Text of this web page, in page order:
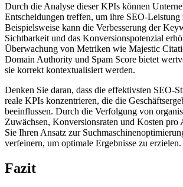
Durch die Analyse dieser KPIs können
Entscheidungen treffen, um ihre SEO-Leistung
Beispielsweise kann die Verbesserung der
Sichtbarkeit und das Konversionspotenzial
Überwachung von Metriken wie Majestic
Domain Authority und Spam Score bietet
sie korrekt kontextualisiert werden.
Denken Sie daran, dass die effektivsten SEO-
reale KPIs konzentrieren, die die
beeinflussen. Durch die Verfolgung von
Zuwächsen, Konversionsraten und Kosten pro
Sie Ihren Ansatz zur
verfeinern, um optimale Ergebnisse zu erzielen.
Fazit